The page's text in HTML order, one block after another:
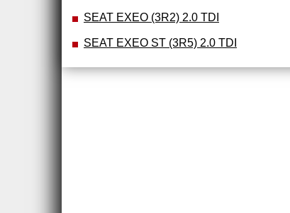
SEAT EXEO (3R2) 2.0 TDI
SEAT EXEO ST (3R5) 2.0 TDI